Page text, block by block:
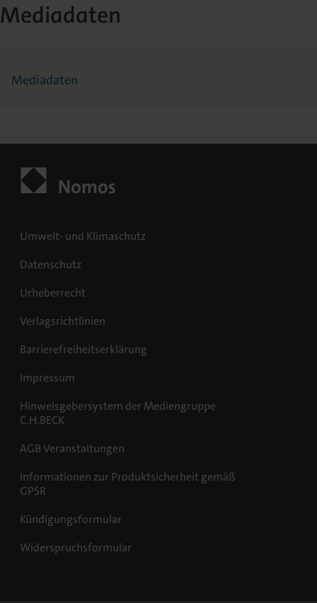
Mediadaten
Mediadaten
Umwelt- und Klimaschutz
Datenschutz
Urheberrecht
Verlagsrichtlinien
Barrierefreiheitserklärung
Impressum
Hinweisgebersystem der Mediengruppe
C.H.BECK
AGB Veranstaltungen
Informationen zur Produktsicherheit gemäß
GPSR
Kündigungsformular
Widerspruchsformular